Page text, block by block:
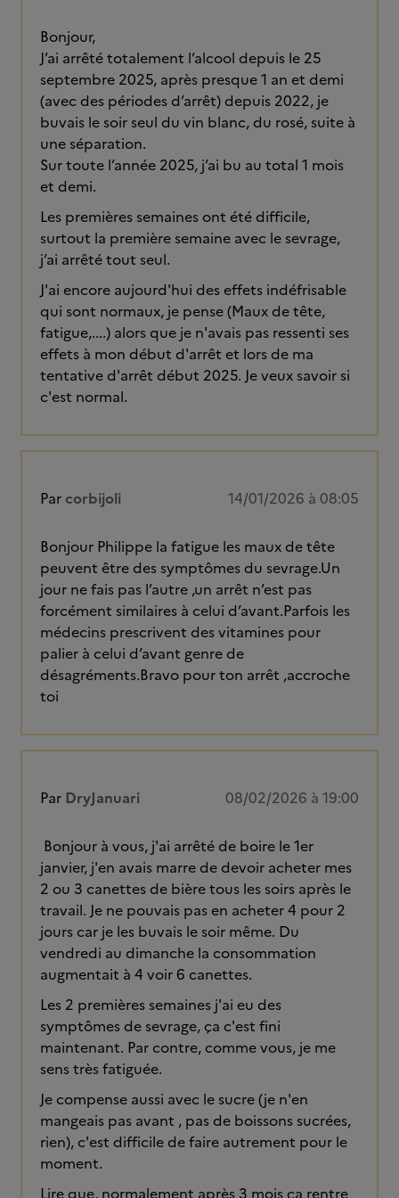
Bonjour,
J’ai arrêté totalement l’alcool depuis le 25
septembre 2025, après presque 1 an et demi
(avec des périodes d’arrêt) depuis 2022, je
buvais le soir seul du vin blanc, du rosé, suite à
une séparation.
Sur toute l’année 2025, j’ai bu au total 1 mois
et demi.
Les premières semaines ont été difficile,
surtout la première semaine avec le sevrage,
j’ai arrêté tout seul.
J'ai encore aujourd'hui des effets indéfrisable
qui sont normaux, je pense (Maux de tête,
fatigue,....) alors que je n'avais pas ressenti ses
effets à mon début d'arrêt et lors de ma
tentative d'arrêt début 2025. Je veux savoir si
c'est normal.
Par corbijoli 14/01/2026 à 08:05
Bonjour Philippe la fatigue les maux de tête
peuvent être des symptômes du sevrage.Un
jour ne fais pas l’autre ,un arrêt n’est pas
forcément similaires à celui d’avant.Parfois les
médecins prescrivent des vitamines pour
palier à celui d’avant genre de
désagréments.Bravo pour ton arrêt ,accroche
toi
Par DryJanuari 08/02/2026 à 19:00
Bonjour à vous, j'ai arrêté de boire le 1er
janvier, j'en avais marre de devoir acheter mes
2 ou 3 canettes de bière tous les soirs après le
travail. Je ne pouvais pas en acheter 4 pour 2
jours car je les buvais le soir même. Du
vendredi au dimanche la consommation
augmentait à 4 voir 6 canettes.
Les 2 premières semaines j'ai eu des
symptômes de sevrage, ça c'est fini
maintenant. Par contre, comme vous, je me
sens très fatiguée.
Je compense aussi avec le sucre (je n'en
mangeais pas avant , pas de boissons sucrées,
rien), c'est difficile de faire autrement pour le
moment.
Lire que, normalement après 3 mois ça rentre